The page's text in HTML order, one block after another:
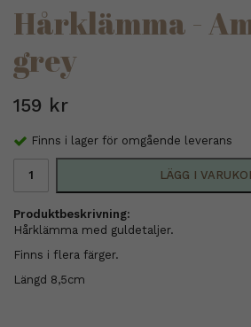
Hårklämma -
grey
159 kr
Finns i lager för omgående leverans
LÄGG I
Produktbeskrivning:
Hårklämma med guldetaljer.
Finns i flera färger.
Längd 8,5cm